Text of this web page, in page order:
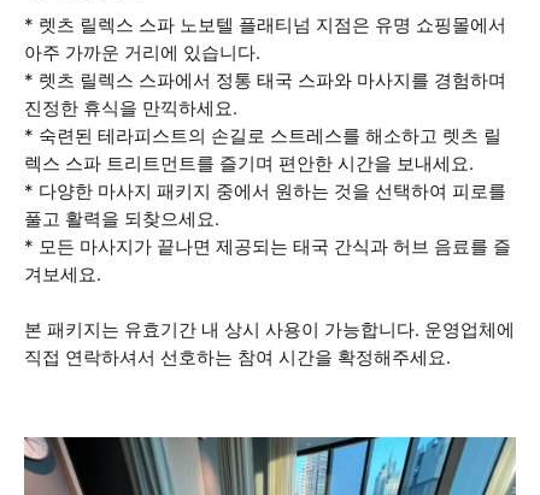
* 렛츠 릴렉스 스파 노보텔 플래티넘 지점은 유명 쇼핑몰에서
아주 가까운 거리에 있습니다.
* 렛츠 릴렉스 스파에서 정통 태국 스파와 마사지를 경험하며
진정한 휴식을 만끽하세요.
* 숙련된 테라피스트의 손길로 스트레스를 해소하고 렛츠 릴
렉스 스파 트리트먼트를 즐기며 편안한 시간을 보내세요.
* 다양한 마사지 패키지 중에서 원하는 것을 선택하여 피로를
풀고 활력을 되찾으세요.
* 모든 마사지가 끝나면 제공되는 태국 간식과 허브 음료를 즐
겨보세요.
본 패키지는 유효기간 내 상시 사용이 가능합니다. 운영업체에
직접 연락하셔서 선호하는 참여 시간을 확정해주세요.